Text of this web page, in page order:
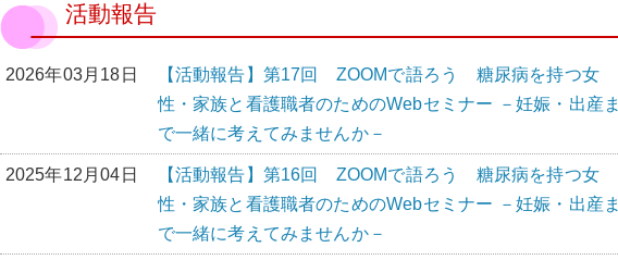
活動報告
2026年03月18日
【活動報告】第17回 ZOOMで語ろう 糖尿病を持つ女
性・家族と看護職者のためのWebセミナー －妊娠・出産ま
で一緒に考えてみませんか－
2025年12月04日
【活動報告】第16回 ZOOMで語ろう 糖尿病を持つ女
性・家族と看護職者のためのWebセミナー －妊娠・出産ま
で一緒に考えてみませんか－